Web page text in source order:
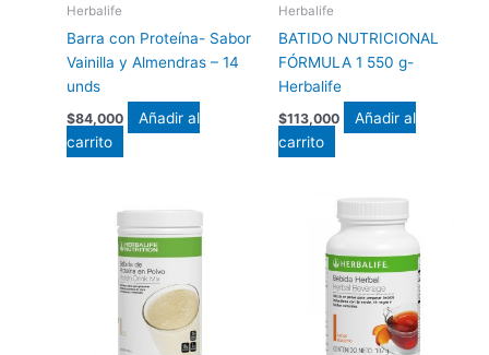
Herbalife
Barra con Proteína- Sabor
Vainilla y Almendras – 14
unds
$84,000
Añadir al
carrito
Herbalife
BATIDO NUTRICIONAL
FÓRMULA 1 550 g-
Herbalife
$113,000
Añadir al
carrito